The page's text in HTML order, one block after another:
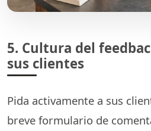
5. Cultura del
sus clientes
Pida activamente a sus
breve formulario de